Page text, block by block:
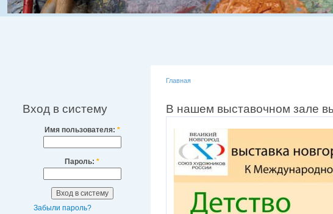
Вход в систему
Имя пользователя: *
Пароль: *
Забыли пароль?
Главная
В нашем выставочном зале